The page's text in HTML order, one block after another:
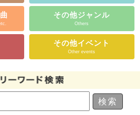
その他ジャンル
Others
その他イベント
Other events